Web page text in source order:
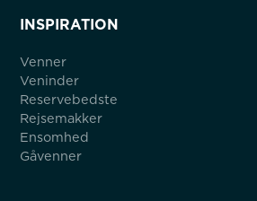
INSPIRATION
Venner
Veninder
Reservebedste
Rejsemakker
Ensomhed
Gåvenner